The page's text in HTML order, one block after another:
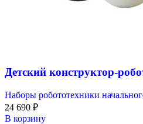
Детский конструктор-
Наборы робототехники
24 690 ₽
В корзину